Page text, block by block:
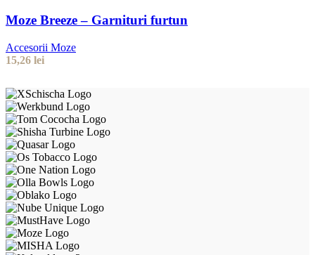
Moze Breeze – Garnituri furtun
Accesorii Moze
15,26 lei